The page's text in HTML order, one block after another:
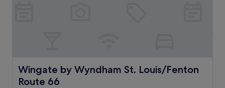
Wingate by Wyndham St. Louis/Fenton
Route 66
Wingate by Wyndham St. Louis/Fenton Route 66